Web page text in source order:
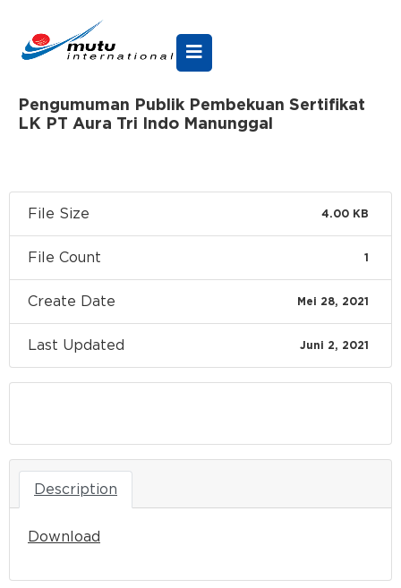
Pengumuman Publik Pembekuan Sertifikat
LK PT Aura Tri Indo Manunggal
File Size 4.00 KB
File Count 1
Create Date Mei 28, 2021
Last Updated Juni 2, 2021
Description
Download